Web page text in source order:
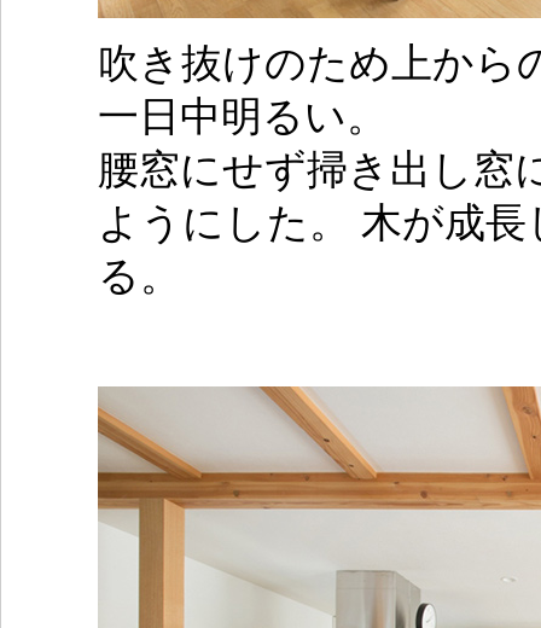
吹き抜けのため上から
一日中明るい。
腰窓にせず掃き出し窓
ようにした。 木が成
る。